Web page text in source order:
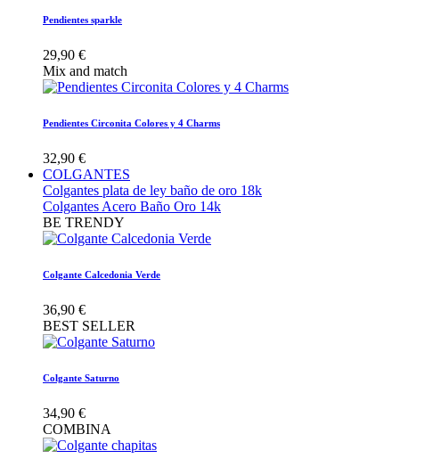
Pendientes sparkle
29,90 €
Mix and match
Pendientes Circonita Colores y 4 Charms
32,90 €
COLGANTES
Colgantes plata de ley baño de oro 18k
Colgantes Acero Baño Oro 14k
BE TRENDY
Colgante Calcedonia Verde
36,90 €
BEST SELLER
Colgante Saturno
34,90 €
COMBINA